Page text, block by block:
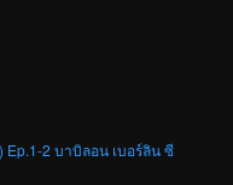
Ep.1-2 บาบิลอน เบอร์ลิน ซี